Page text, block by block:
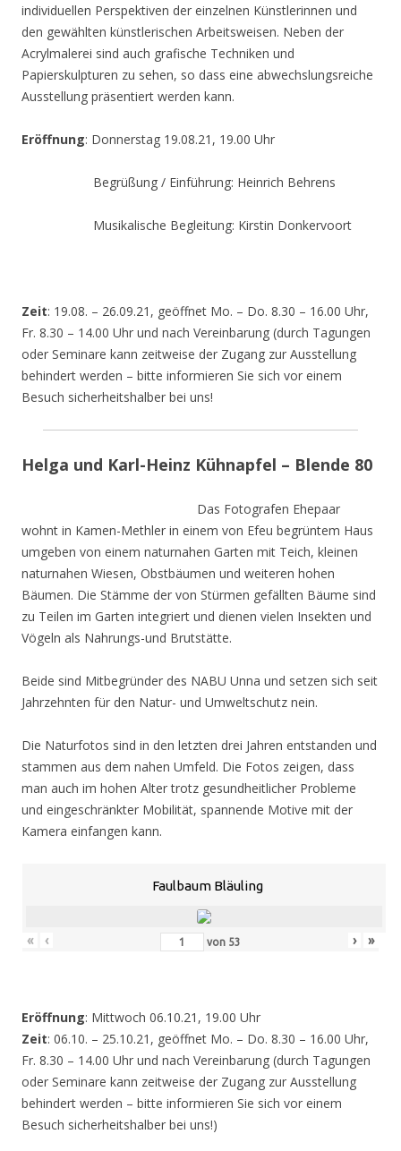
individuellen Perspektiven der einzelnen Künstlerinnen und
den gewählten künstlerischen Arbeitsweisen. Neben der
Acrylmalerei sind auch grafische Techniken und
Papierskulpturen zu sehen, so dass eine abwechslungsreiche
Ausstellung präsentiert werden kann.
Eröffnung: Donnerstag 19.08.21, 19.00 Uhr
Begrüßung / Einführung: Heinrich Behrens
Musikalische Begleitung: Kirstin Donkervoort
Zeit: 19.08. – 26.09.21, geöffnet Mo. – Do. 8.30 – 16.00 Uhr,
Fr. 8.30 – 14.00 Uhr und nach Vereinbarung (durch Tagungen
oder Seminare kann zeitweise der Zugang zur Ausstellung
behindert werden – bitte informieren Sie sich vor einem
Besuch sicherheitshalber bei uns!
Helga und Karl-Heinz Kühnapfel – Blende 80
Das Fotografen Ehepaar
wohnt in Kamen-Methler in einem von Efeu begrüntem Haus
umgeben von einem naturnahen Garten mit Teich, kleinen
naturnahen Wiesen, Obstbäumen und weiteren hohen
Bäumen. Die Stämme der von Stürmen gefällten Bäume sind
zu Teilen im Garten integriert und dienen vielen Insekten und
Vögeln als Nahrungs-und Brutstätte.
Beide sind Mitbegründer des NABU Unna und setzen sich seit
Jahrzehnten für den Natur- und Umweltschutz nein.
Die Naturfotos sind in den letzten drei Jahren entstanden und
stammen aus dem nahen Umfeld. Die Fotos zeigen, dass
man auch im hohen Alter trotz gesundheitlicher Probleme
und eingeschränkter Mobilität, spannende Motive mit der
Kamera einfangen kann.
Faulbaum Bläuling
« ‹ von 53 › »
Eröffnung: Mittwoch 06.10.21, 19.00 Uhr
Zeit: 06.10. – 25.10.21, geöffnet Mo. – Do. 8.30 – 16.00 Uhr,
Fr. 8.30 – 14.00 Uhr und nach Vereinbarung (durch Tagungen
oder Seminare kann zeitweise der Zugang zur Ausstellung
behindert werden – bitte informieren Sie sich vor einem
Besuch sicherheitshalber bei uns!)